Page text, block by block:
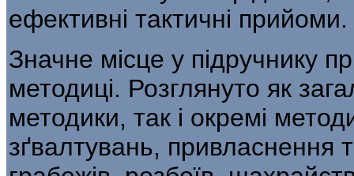
ефективні тактичні прийоми.
Значне місце у підручнику
методиці. Розглянуто як
методики, так і окремі
зґвалтувань, привласнення